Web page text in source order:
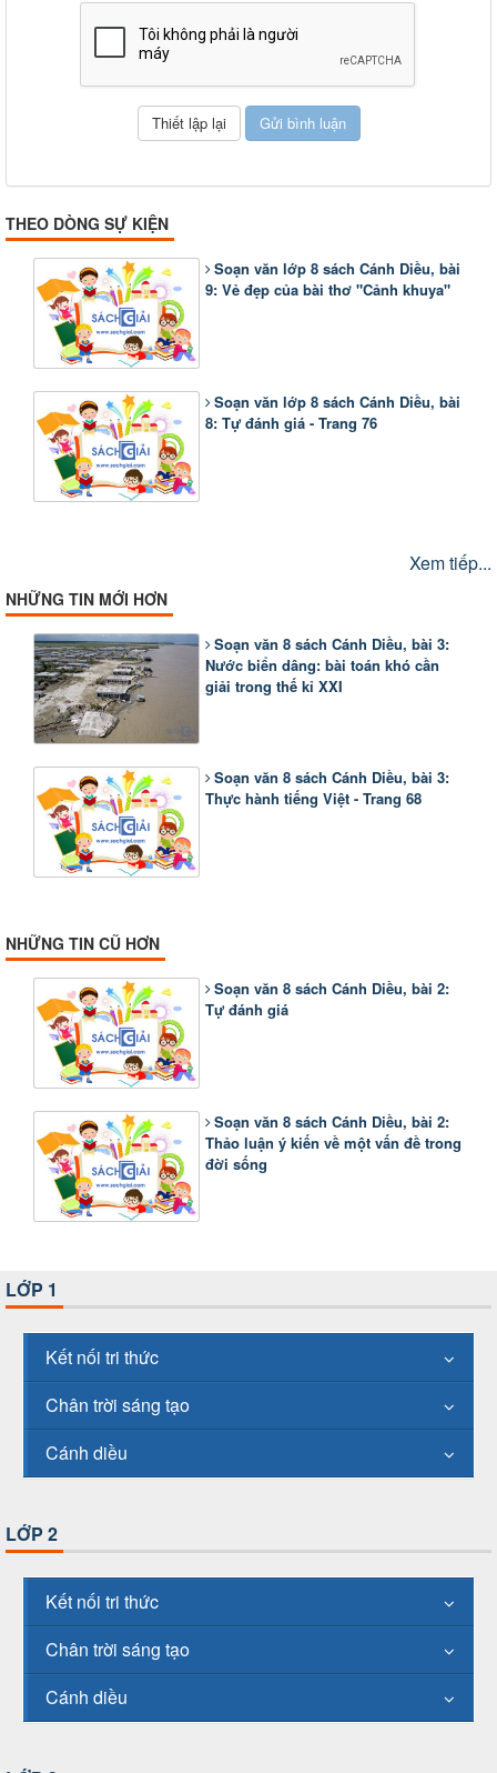
THEO DÒNG SỰ KIỆN
Soạn văn lớp 8 sách Cánh Diều, bài
9: Vẻ đẹp của bài thơ "Cảnh khuya"
Soạn văn lớp 8 sách Cánh Diều, bài
8: Tự đánh giá - Trang 76
Xem tiếp...
NHỮNG TIN MỚI HƠN
Soạn văn 8 sách Cánh Diều, bài 3:
Nước biển dâng: bài toán khó cần
giải trong thế kỉ XXI
Soạn văn 8 sách Cánh Diều, bài 3:
Thực hành tiếng Việt - Trang 68
NHỮNG TIN CŨ HƠN
Soạn văn 8 sách Cánh Diều, bài 2:
Tự đánh giá
Soạn văn 8 sách Cánh Diều, bài 2:
Thảo luận ý kiến về một vấn đề trong
đời sống
LỚP 1
Kết nối tri thức
Chân trời sáng tạo
Cánh diều
LỚP 2
Kết nối tri thức
Chân trời sáng tạo
Cánh diều